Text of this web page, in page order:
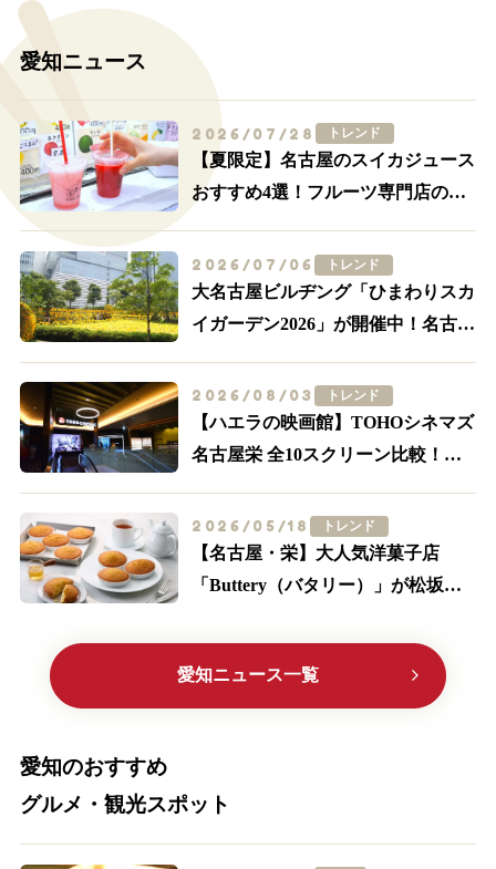
愛知ニュース
2026/07/28 トレンド
【夏限定】名古屋のスイカジュース
おすすめ4選！フルーツ専門店の一
2026/07/06 トレンド
大名古屋ビルヂング「ひまわりスカ
イガーデン2026」が開催中！名古屋
2026/08/03 トレンド
【ハエラの映画館】TOHOシネマズ
名古屋栄 全10スクリーン比較！
2026/05/18 トレンド
【名古屋・栄】大人気洋菓子店
「Buttery（バタリー）」が松坂屋
に大注目
愛知ニュース一覧
愛知のおすすめ
グルメ・観光スポット